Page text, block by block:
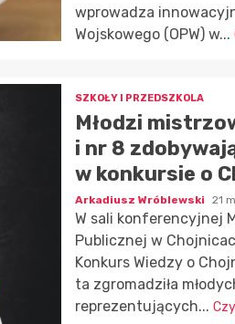
wprowadza
Wojskowego (OPW) w...
SZKOŁY I PRZEDSZKOLA
Młodzi
i nr 8
w konkursie o
Arkadiusz Wróblewski 21
W sali konferencyjnej
Publicznej w
Konkurs Wiedzy o
ta zgromadziła
reprezentujących...